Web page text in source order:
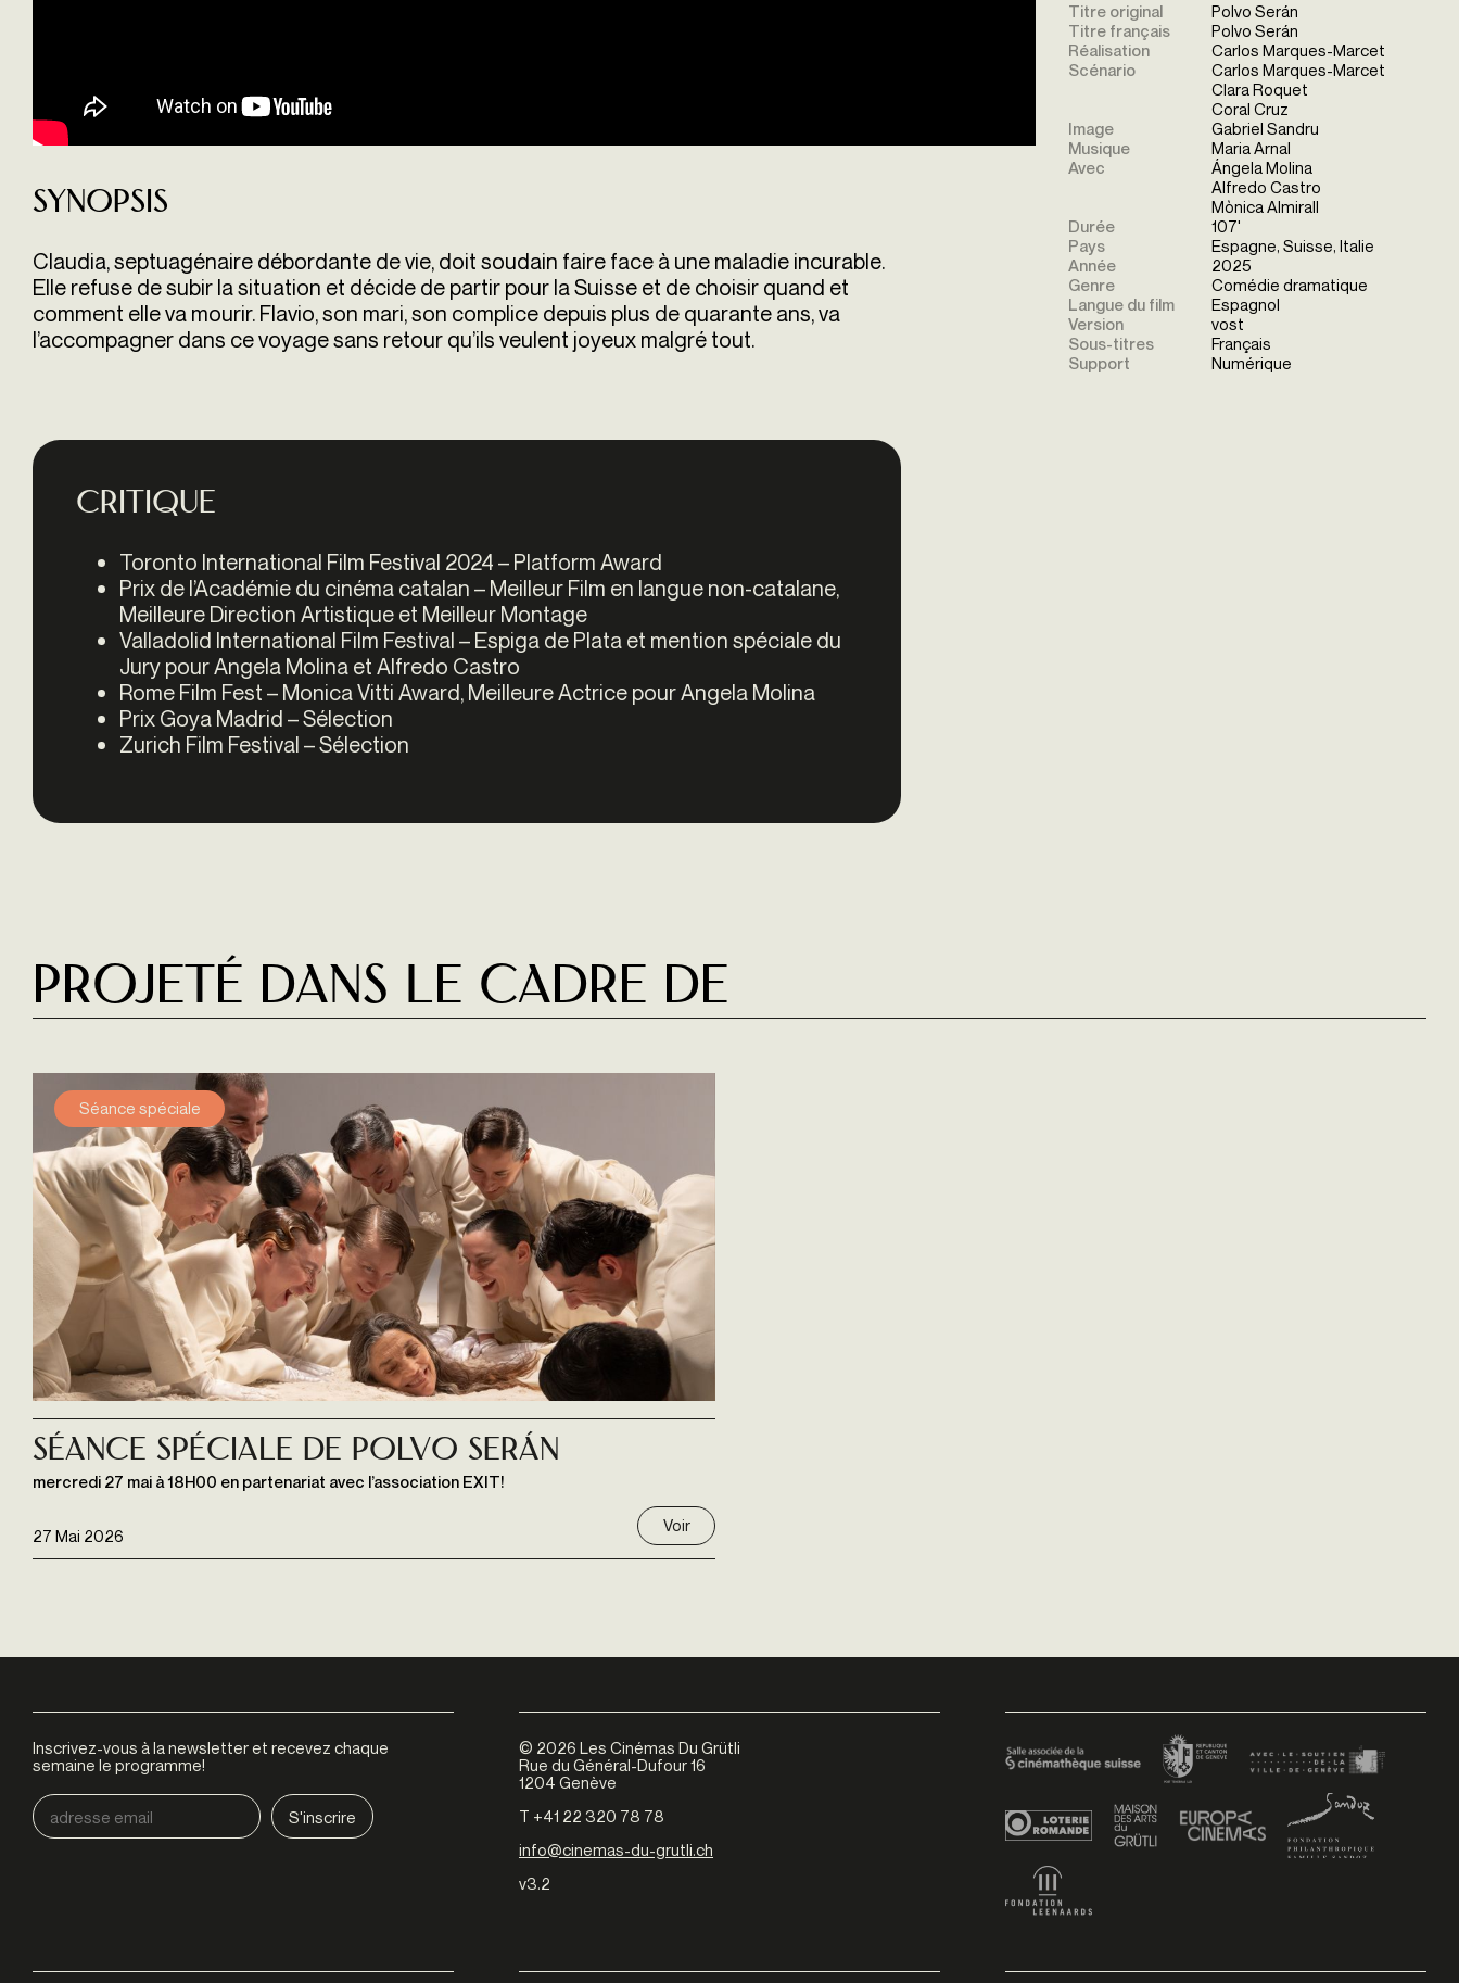
Synopsis
Claudia, septuagénaire débordante de vie, doit soudain faire face à une maladie incurable.
Elle refuse de subir la situation et décide de partir pour la Suisse et de choisir quand et
comment elle va mourir. Flavio, son mari, son complice depuis plus de quarante ans, va
l’accompagner dans ce voyage sans retour qu’ils veulent joyeux malgré tout.
Critique
Toronto International Film Festival 2024 – Platform Award
Prix de l’Académie du cinéma catalan – Meilleur Film en langue non-catalane,
Meilleure Direction Artistique et Meilleur Montage
Valladolid International Film Festival – Espiga de Plata et mention spéciale du
Jury pour Angela Molina et Alfredo Castro
Rome Film Fest – Monica Vitti Award, Meilleure Actrice pour Angela Molina
Prix Goya Madrid – Sélection
Zurich Film Festival – Sélection
Titre original
Polvo Serán
Titre français
Polvo Serán
Réalisation
Carlos Marques-Marcet
Scénario
Carlos Marques-Marcet
Clara Roquet
Coral Cruz
Image
Gabriel Sandru
Musique
Maria Arnal
Avec
Ángela Molina
Alfredo Castro
Mònica Almirall
Durée
107'
Pays
Espagne, Suisse, Italie
Année
2025
Genre
Comédie dramatique
Langue du film
Espagnol
Version
vost
Sous-titres
Français
Support
Numérique
Projeté dans le cadre de
Séance spéciale
27 Mai 2026
Séance spéciale de POLVO SERÁN
mercredi 27 mai à 18H00 en partenariat avec l’association EXIT!
Voir
Inscrivez-vous à la newsletter et recevez chaque
semaine le programme!
© 2026 Les Cinémas Du Grütli
Rue du Général-Dufour 16
1204 Genève
T +41 22 320 78 78
info@cinemas-du-grutli.ch
v3.2